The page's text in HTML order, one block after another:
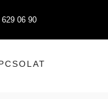
06 90